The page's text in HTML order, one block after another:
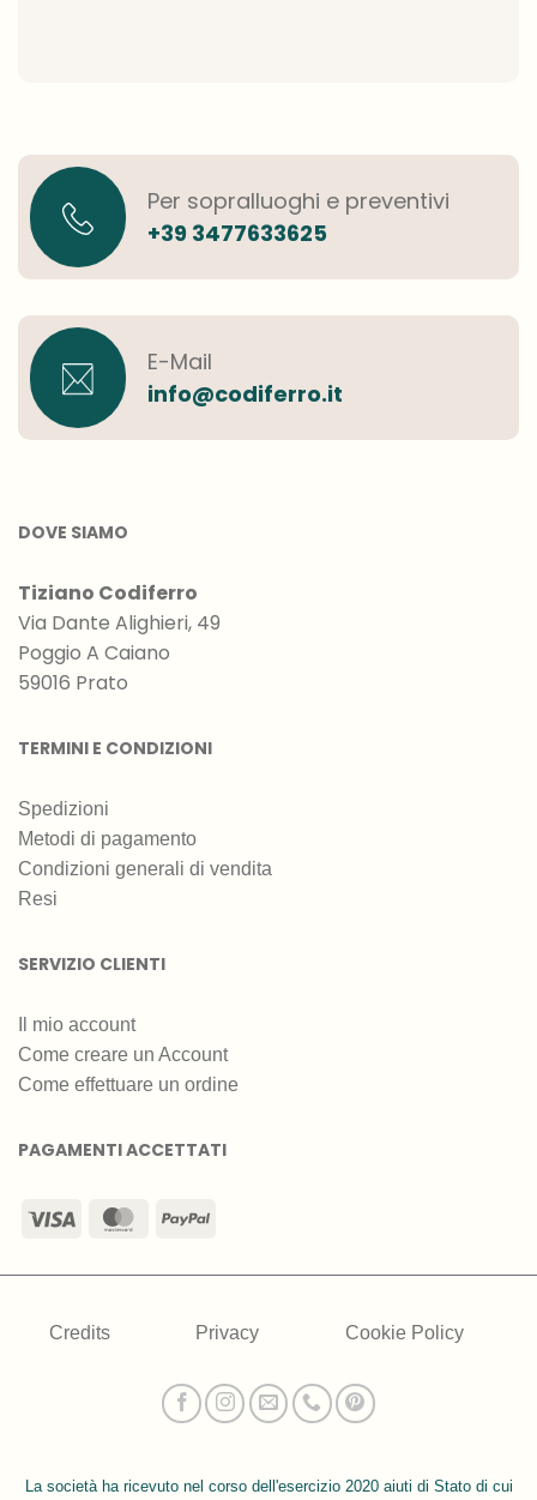
Per sopralluoghi e preventivi
+39 3477633625
E-Mail
info@codiferro.it
DOVE SIAMO
Tiziano Codiferro
Via Dante Alighieri, 49
Poggio A Caiano
59016 Prato
TERMINI E CONDIZIONI
Spedizioni
Metodi di pagamento
Condizioni generali di vendita
Resi
SERVIZIO CLIENTI
Il mio account
Come creare un Account
Come effettuare un ordine
PAGAMENTI ACCETTATI
Visa MasterCardPayPal
Credits Privacy Cookie Policy
La società ha ricevuto nel corso dell'esercizio 2020 aiuti di Stato di cui